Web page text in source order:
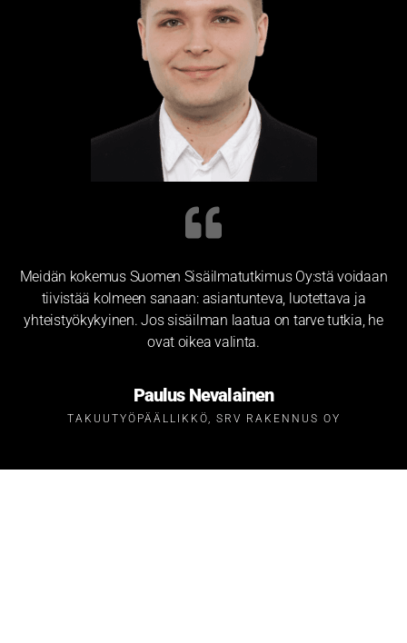
Meidän kokemus Suomen Sisäilmatutkimus Oy:stä voidaan
tiivistää kolmeen sanaan: asiantunteva, luotettava ja
yhteistyökykyinen. Jos sisäilman laatua on tarve tutkia, he
ovat oikea valinta.
Paulus Nevalainen
TAKUUTYÖPÄÄLLIKKÖ, SRV RAKENNUS OY